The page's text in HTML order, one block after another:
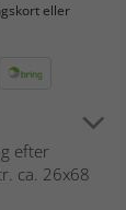
eller
efter
ca. 26x68